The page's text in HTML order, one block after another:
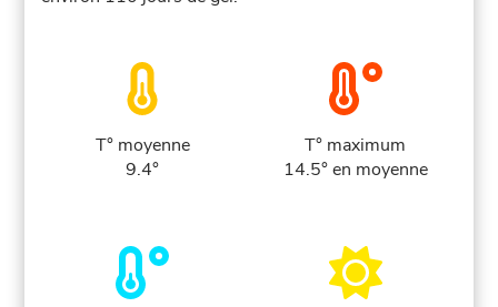
T° moyenne
9.4°
T° maximum
14.5° en moyenne